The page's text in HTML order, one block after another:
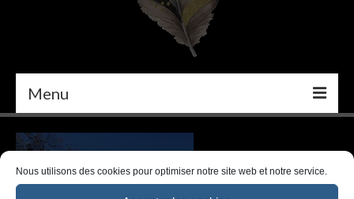
Nous utilisons des cookies pour optimiser notre site web et notre service.
Menu
PEINTURE
DÉCORATION INTÉRIEURE